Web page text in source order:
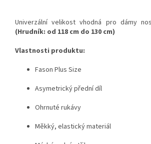
Univerzální velikost vhodná pro dámy
(Hrudník: od 118 cm do 130 cm)
Vlastnosti produktu:
Fason Plus Size
Asymetrický přední díl
Ohrnuté rukávy
Měkký, elastický materiál